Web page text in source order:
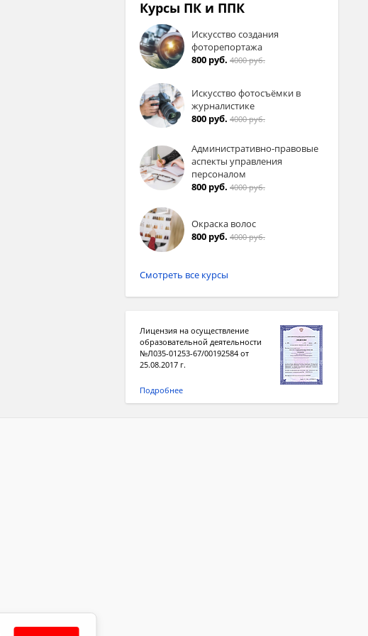
Курсы ПК и ППК
Искусство создания
фоторепортажа
800 руб. 4000 руб.
Искусство фотосъёмки в
журналистике
800 руб. 4000 руб.
Административно-правовые
аспекты управления
персоналом
800 руб. 4000 руб.
Окраска волос
800 руб. 4000 руб.
Смотреть все курсы
Лицензия на осуществление
образовательной деятельности
№Л035-01253-67/00192584 от
25.08.2017 г.
Подробнее